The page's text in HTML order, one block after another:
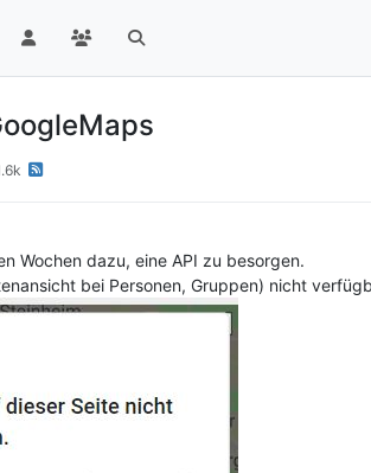
Wochen dazu, eine API zu besorgen.
bei Personen, Gruppen) nicht